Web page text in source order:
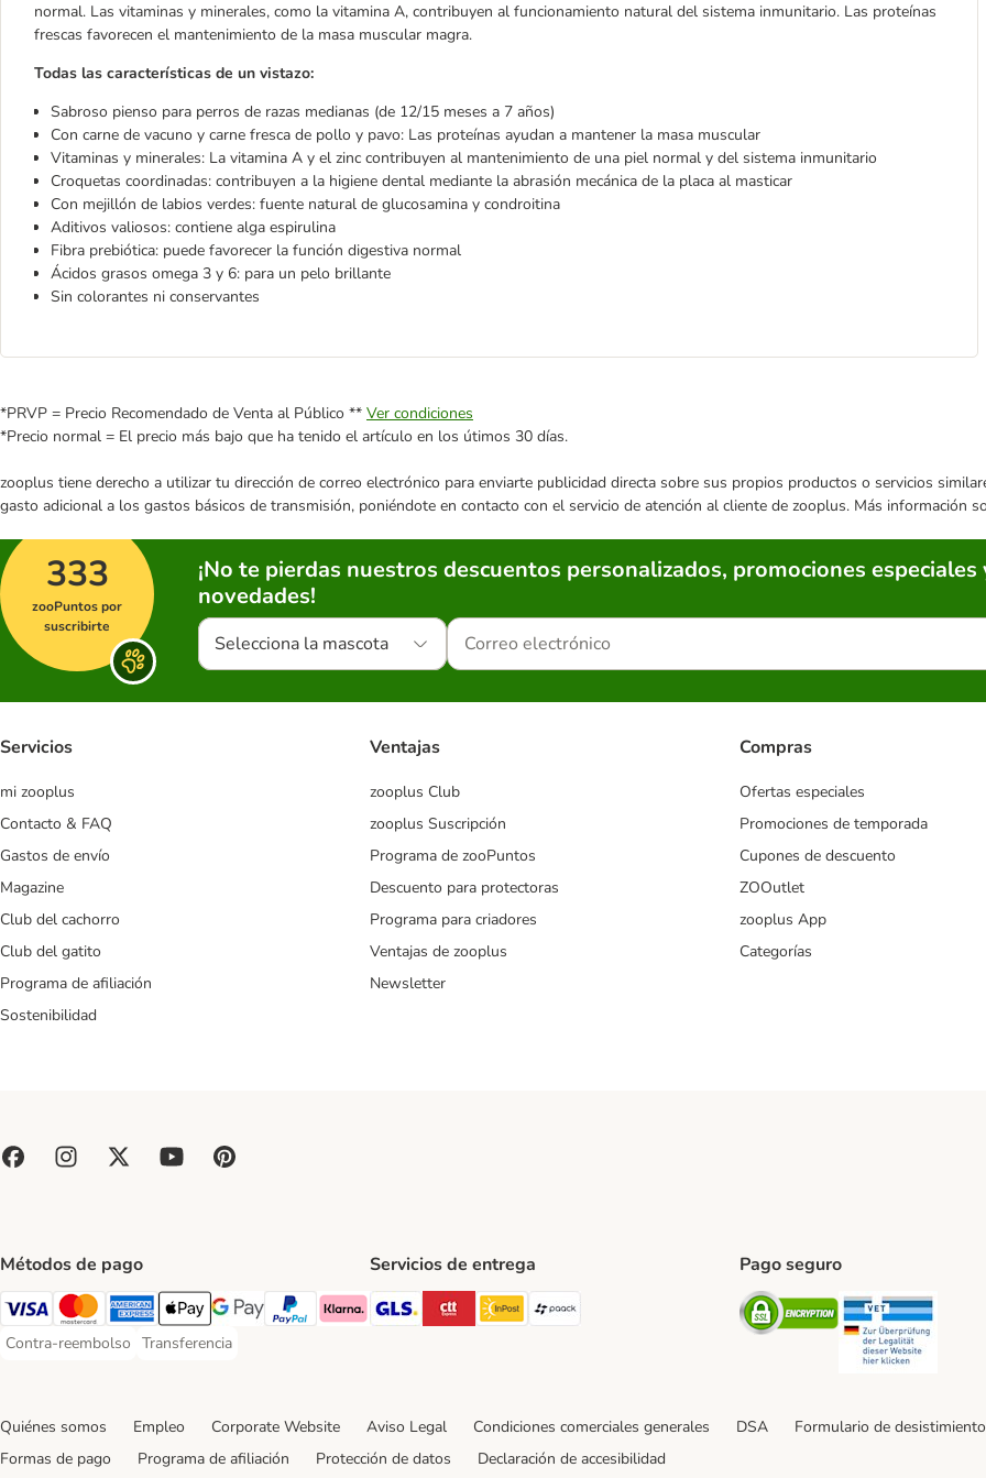
normal. Las vitaminas y minerales, como la vitamina A, contribuyen al funcionamiento natural del sistema inmunitario. Las proteínas
frescas favorecen el mantenimiento de la masa muscular magra.
Todas las características de un vistazo:
Sabroso pienso para perros de razas medianas (de 12/15 meses a 7 años)
Con carne de vacuno y carne fresca de pollo y pavo: Las proteínas ayudan a mantener la masa muscular
Vitaminas y minerales: La vitamina A y el zinc contribuyen al mantenimiento de una piel normal y del sistema inmunitario
Croquetas coordinadas: contribuyen a la higiene dental mediante la abrasión mecánica de la placa al masticar
Con mejillón de labios verdes: fuente natural de glucosamina y condroitina
Aditivos valiosos: contiene alga espirulina
Fibra prebiótica: puede favorecer la función digestiva normal
Ácidos grasos omega 3 y 6: para un pelo brillante
Sin colorantes ni conservantes
*PRVP = Precio Recomendado de Venta al Público ** Ver condiciones
*Precio normal = El precio más bajo que ha tenido el artículo en los útimos 30 días.
zooplus tiene derecho a utilizar tu dirección de correo electrónico para enviarte publicidad directa sobre sus propios productos o servicios
gasto adicional a los gastos básicos de transmisión, poniéndote en contacto con el servicio de atención al cliente de zooplus. Más información
333
zooPuntos por
suscribirte
¡No te pierdas nuestros descuentos personalizados, promociones especiales
novedades!
Selecciona la mascota
Servicios
mi zooplus
Contacto & FAQ
Gastos de envío
Magazine
Club del cachorro
Club del gatito
Programa de afiliación
Sostenibilidad
Ventajas
zooplus Club
zooplus Suscripción
Programa de zooPuntos
Descuento para protectoras
Programa para criadores
Ventajas de zooplus
Newsletter
Compras
Ofertas especiales
Promociones de temporada
Cupones de descuento
ZOOutlet
zooplus App
Categorías
Métodos de pago
Visa Payment Method
Mastercard Payment Method
American Express Payment Method
Apple Pay Payment Method
Google Pay Payment Method
PayPal Payment Method
Klarna Payment Method
Contra-reembolso
Contra-reembolso Payment Method
Transferencia
Transferencia Payment Method
Servicios de entrega
GLS Shipping Method
CTTExpress Shipping Method
InPost Shipping Method
paack Shipping Method
Pago seguro
Security
Quiénes somos Empleo Corporate Website Aviso Legal Condiciones comerciales generales DSA Formulario de desistimiento
Formas de pago
Programa de afiliación Protección de datos Declaración de accesibilidad